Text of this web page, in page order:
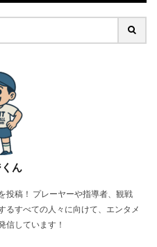
ん
投稿！ プレーヤーや指導者、観戦
るすべての人々に向けて、エンタメ
信しています！